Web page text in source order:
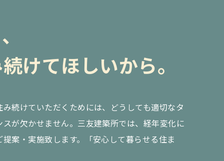
けてほしいから。
続けていただくためには、どうしても適切なタ
が欠かせません。三友建築所では、経年変化に
案・実施致します。「安心して暮らせる住ま